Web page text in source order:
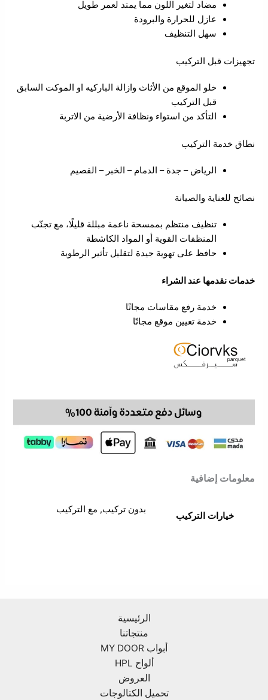
مضاد لتغير اللون مما يمتد لعمر طويل
عازل للحرارة والبرودة
سهل التنظيف
تجهيزات قبل التركيب
خلو الموقع من الأثاث وازالة الباركيه او الموكت السابق
قبل التركيب
التأكد من استواء ونظافة الأرضية من الاتربة
نطاق خدمة التركيب
الرياض – جدة – الدمام – الخبر – القصيم
نصائح للعناية والصيانة
تنظيف منتظم بممسحة ناعمة مبللة قليلًا، مع تجنّب
المنظفات القوية أو المواد الكاشطة
حافظ على تهوية جيدة لتقليل تأثير الرطوبة
خدمات نقدمها عند الشراء
خدمة رفع مقاسات مجانًا
خدمة تعيين موقع مجانًا
معلومات إضافية
خيارات التركيب
بدون تركيب, مع التركيب
الرئيسية
منتجاتنا
أبواب MY DOOR
ألواح HPL
العروض
تحميل الكتالوجات